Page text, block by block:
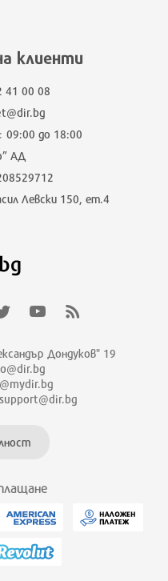
клиенти
41 00 08
09:00 до 18:00
АД
Левски 150, ет.4
Дондуков" 19